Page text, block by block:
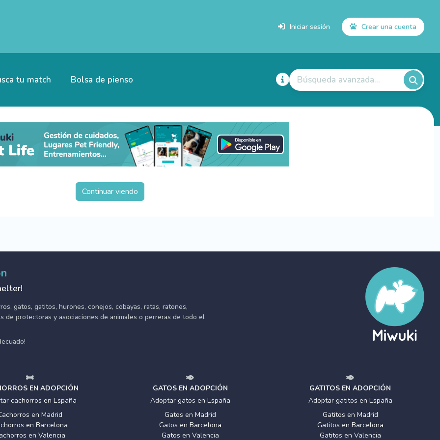
Iniciar sesión Crear una cuenta
tu match Bolsa de pienso Búsqueda avanzada...
Continuar viendo
gatos, gatitos, hurones, conejos, cobayas, ratas, ratones,
de protectoras y asociaciones de animales o perreras de todo el
EN ADOPCIÓN
cachorros en España
en Madrid
en Barcelona
en Valencia
GATOS EN ADOPCIÓN
Adoptar gatos en España
Gatos en Madrid
Gatos en Barcelona
Gatos en Valencia
GATITOS EN ADOPCIÓN
Adoptar gatitos en España
Gatitos en Madrid
Gatitos en Barcelona
Gatitos en Valencia